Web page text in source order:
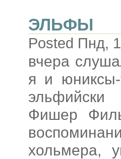
ЭЛЬФЫ
Posted Пнд,
вчера
я и
Фишер
хольмера,